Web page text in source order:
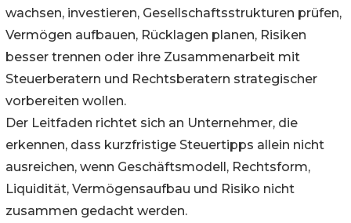
wachsen, investieren, Gesellschaftsstrukturen prüfen,
Vermögen aufbauen, Rücklagen planen, Risiken
besser trennen oder ihre Zusammenarbeit mit
Steuerberatern und Rechtsberatern strategischer
vorbereiten wollen.
Der Leitfaden richtet sich an Unternehmer, die
erkennen, dass kurzfristige Steuertipps allein nicht
ausreichen, wenn Geschäftsmodell, Rechtsform,
Liquidität, Vermögensaufbau und Risiko nicht
zusammen gedacht werden.